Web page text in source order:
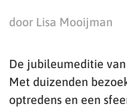
door Lisa Mooijman
De jubileumeditie
Met duizenden
optredens en een